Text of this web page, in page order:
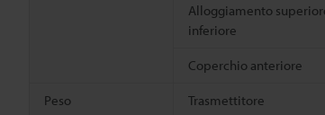
Alloggiamento
inferiore
Coperchio anteriore
Peso Trasmettitore